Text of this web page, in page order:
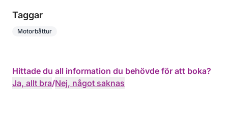
Taggar
Motorbåttur
Hittade du all information du behövde för att boka?
Ja, allt bra/Nej, något saknas